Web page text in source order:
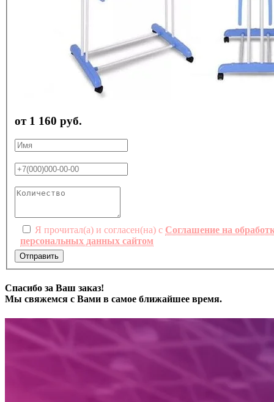
от 1 160 руб.
Я прочитал(а) и согласен(на) с Соглашение на
персональных данных сайтом
Отправить
Спасибо за Ваш заказ!
Мы свяжемся с Вами в самое ближайшее время.